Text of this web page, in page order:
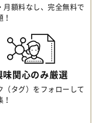
月額料なし、完全無料で
味関心のみ厳選
（タグ）をフォローして